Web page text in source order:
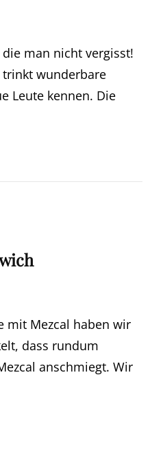
man nicht vergisst!
wunderbare
Leute kennen. Die
mit Mezcal haben wir
dass rundum
anschmiegt. Wir